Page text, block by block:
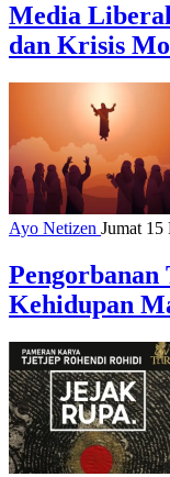
Media
dan Krisis
Ayo Netizen Jumat 15
Kehidupan